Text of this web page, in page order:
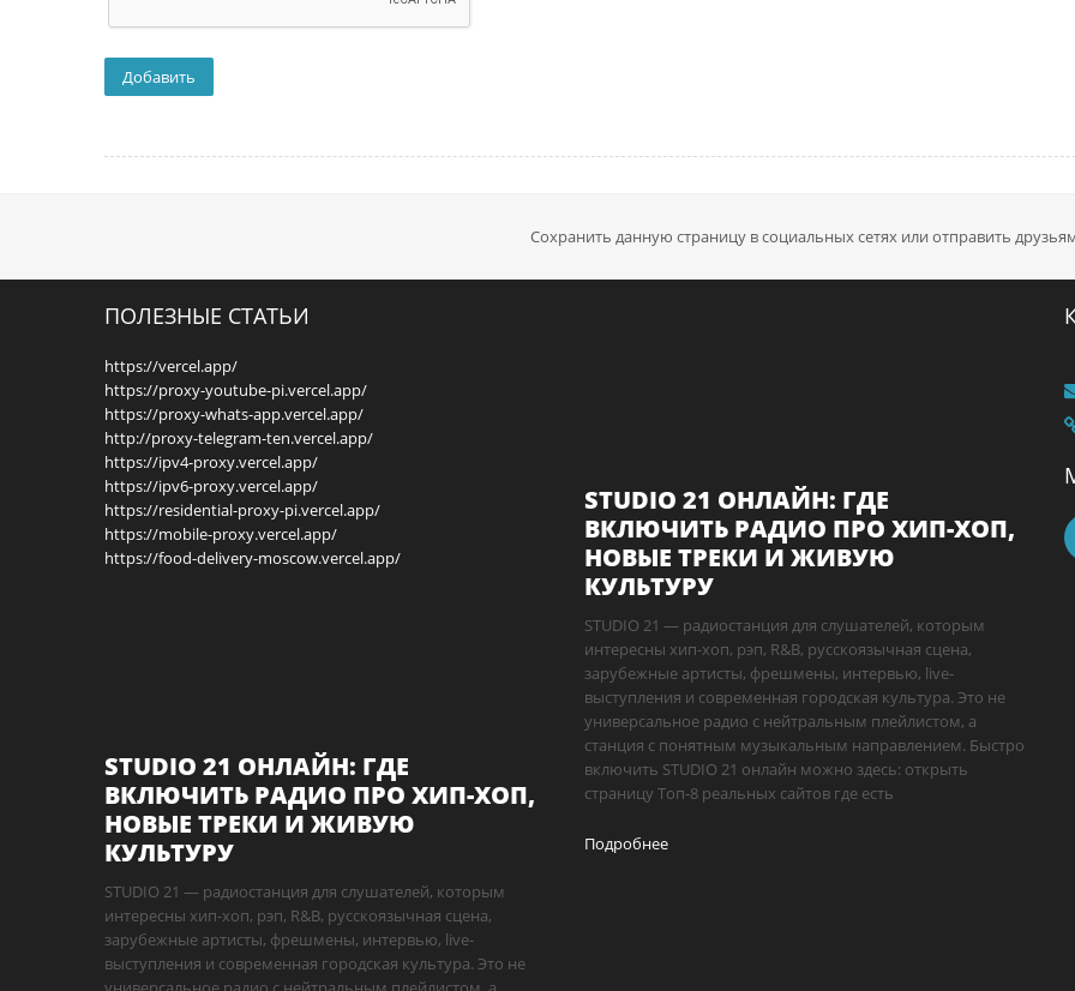
Сохранить данную страницу в социальных сетях или отправить
ПОЛЕЗНЫЕ СТАТЬИ
https://vercel.app/
https://proxy-youtube-pi.vercel.app/
https://proxy-whats-app.vercel.app/
http://proxy-telegram-ten.vercel.app/
https://ipv4-proxy.vercel.app/
https://ipv6-proxy.vercel.app/
https://residential-proxy-pi.vercel.app/
https://mobile-proxy.vercel.app/
https://food-delivery-moscow.vercel.app/
STUDIO 21 ОНЛАЙН: ГДЕ
ВКЛЮЧИТЬ РАДИО ПРО ХИП-ХОП,
НОВЫЕ ТРЕКИ И ЖИВУЮ
КУЛЬТУРУ
STUDIO 21 — радиостанция для слушателей, которым
интересны хип-хоп, рэп, R&B, русскоязычная сцена,
зарубежные артисты, фрешмены, интервью, live-
выступления и современная городская культура. Это не
STUDIO 21 ОНЛАЙН: ГДЕ
ВКЛЮЧИТЬ РАДИО ПРО ХИП-ХОП,
НОВЫЕ ТРЕКИ И ЖИВУЮ
КУЛЬТУРУ
STUDIO 21 — радиостанция для слушателей, которым
интересны хип-хоп, рэп, R&B, русскоязычная сцена,
зарубежные артисты, фрешмены, интервью, live-
выступления и современная городская культура. Это не
универсальное радио с нейтральным плейлистом, а
станция с понятным музыкальным направлением. Быстро
включить STUDIO 21 онлайн можно здесь: открыть
страницу Топ-8 реальных сайтов где есть
Подробнее